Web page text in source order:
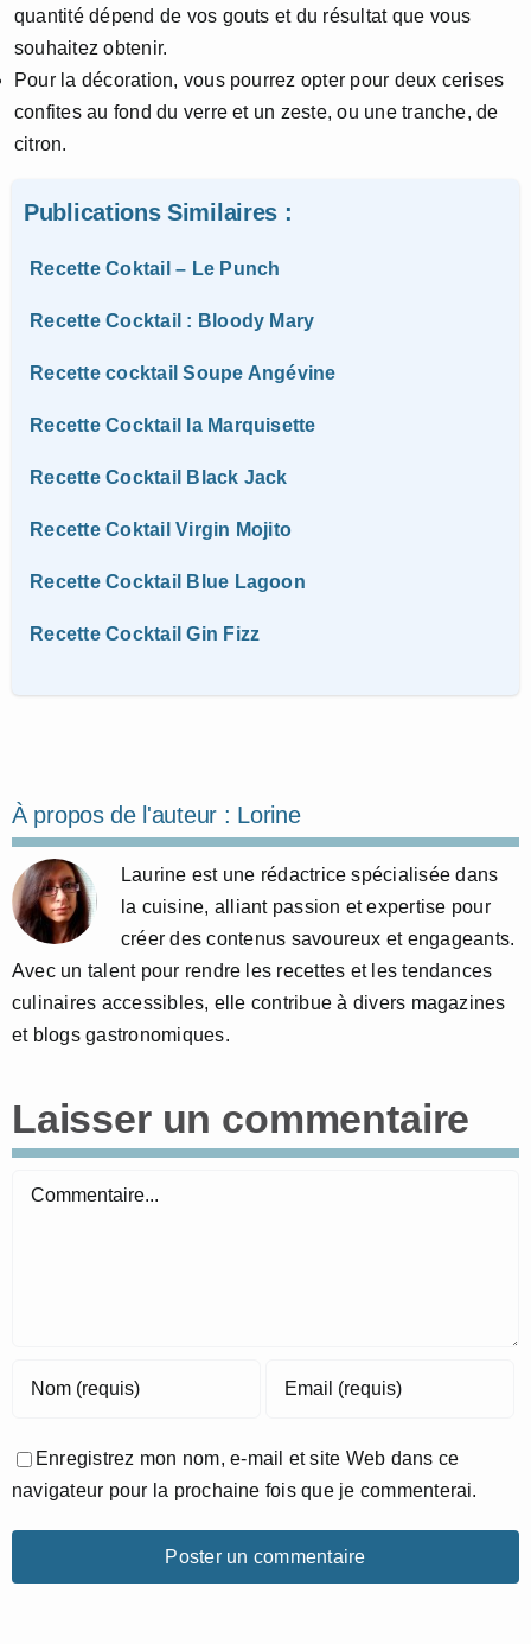
quantité dépend de vos gouts et du résultat que vous
souhaitez obtenir.
Pour la décoration, vous pourrez opter pour deux cerises
confites au fond du verre et un zeste, ou une tranche, de
citron.
Publications Similaires :
Recette Coktail – Le Punch
Recette Cocktail : Bloody Mary
Recette cocktail Soupe Angévine
Recette Cocktail la Marquisette
Recette Cocktail Black Jack
Recette Coktail Virgin Mojito
Recette Cocktail Blue Lagoon
Recette Cocktail Gin Fizz
À propos de l'auteur : Lorine
Laurine est une rédactrice spécialisée dans
la cuisine, alliant passion et expertise pour
créer des contenus savoureux et engageants.
Avec un talent pour rendre les recettes et les tendances
culinaires accessibles, elle contribue à divers magazines
et blogs gastronomiques.
Laisser un commentaire
Commentaire
Enregistrez mon nom, e-mail et site Web dans ce
navigateur pour la prochaine fois que je commenterai.